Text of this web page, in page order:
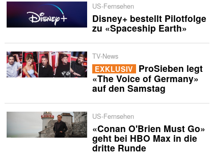
US-Fernsehen
Disney+ bestellt Pilotfolge
zu «Spaceship Earth»
TV-News
EXKLUSIV ProSieben legt
«The Voice of Germany»
auf den Samstag
US-Fernsehen
«Conan O'Brien Must Go»
geht bei HBO Max in die
dritte Runde